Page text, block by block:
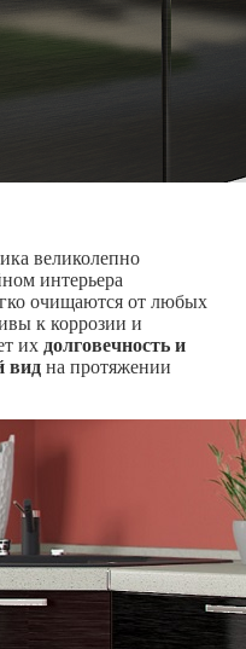
великолепно
интерьера
очищаются от любых
к коррозии и
их долговечность и
вид на протяжении